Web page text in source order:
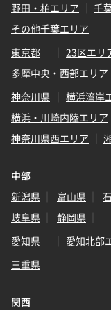
野田・柏エリア
千
その他千葉エリア
東京都
23区エリ
多摩中央・西部エリア
神奈川県
横浜湾岸
横浜・川崎内陸エリア
神奈川県西エリア
中部
新潟県
富山県
岐阜県
静岡県
愛知県
愛知北部
三重県
関西